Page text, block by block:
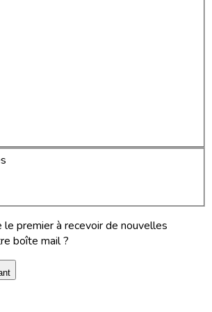
premier à recevoir de nouvelles
boîte mail ?